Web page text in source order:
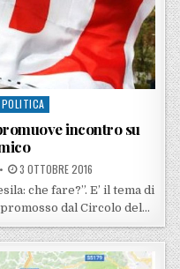
POLITICA
incontro su
POSTED ON
3 OTTOBRE 2016
che fare?”. E’ il tema di
dal Circolo del…